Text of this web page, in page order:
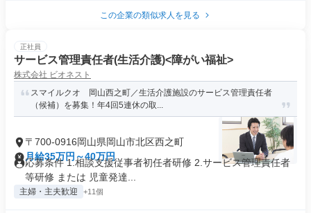
この企業の類似求人を見る
正社員
サービス管理責任者(生活介護)<障がい福祉>
株式会社 ビオネスト
スマイルクオ 岡山西之町／生活介護施設のサービス管理責任者
（候補）を募集！年4回5連休の取...
〒700-0916岡山県岡山市北区西之町
月給35万円～40万円
応募条件 1.相談支援従事者初任者研修 2.サービス管理責任者
等研修 または 児童発達...
主婦・主夫歓迎 +11個